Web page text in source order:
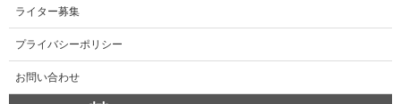
ライター募集
プライバシーポリシー
お問い合わせ